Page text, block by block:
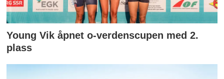
Young Vik åpnet o-verdenscupen med 2.
plass